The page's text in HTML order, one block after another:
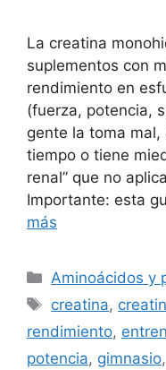
La creatina
suplementos con
rendimiento en
(fuerza, potencia,
gente la toma
tiempo o tiene
renal” que no
Importante: esta
más
Categorías
Aminoácidos y
Etiquetas
creatina,
rendimiento,
potencia, gimnasio,